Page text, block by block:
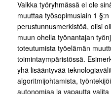
Vaikka työryhmässä ei ole
muuttaa työsopimuslain 1
perustunnusmerkistöä, olisi
muun ohella työnantajan
toteutumista työelämän
toimintaympäristössä.
yhä lisääntyvää
algoritmijohtamista,
autonomiaa ja vapautta